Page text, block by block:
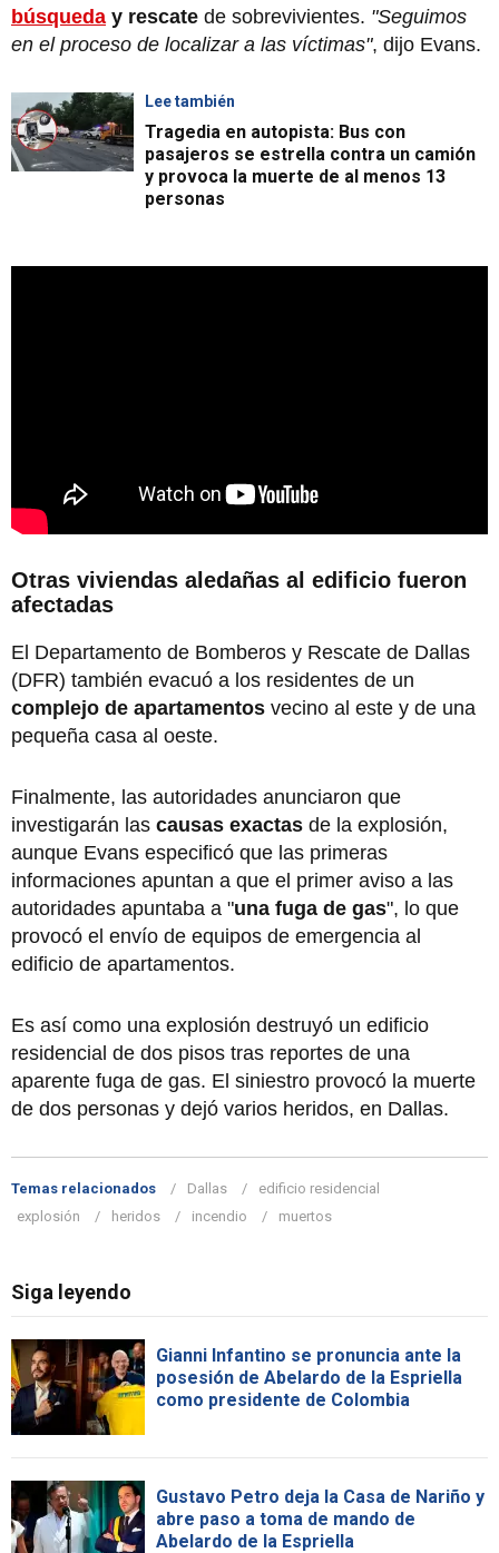
búsqueda y rescate de sobrevivientes. "Seguimos
en el proceso de localizar a las víctimas", dijo Evans.
Lee también
Tragedia en autopista: Bus con
pasajeros se estrella contra un camión
y provoca la muerte de al menos 13
personas
Otras viviendas aledañas al edificio fueron
afectadas
El Departamento de Bomberos y Rescate de Dallas
(DFR) también evacuó a los residentes de un
complejo de apartamentos vecino al este y de una
pequeña casa al oeste.
Finalmente, las autoridades anunciaron que
investigarán las causas exactas de la explosión,
aunque Evans especificó que las primeras
informaciones apuntan a que el primer aviso a las
autoridades apuntaba a "una fuga de gas", lo que
provocó el envío de equipos de emergencia al
edificio de apartamentos.
Es así como una explosión destruyó un edificio
residencial de dos pisos tras reportes de una
aparente fuga de gas. El siniestro provocó la muerte
de dos personas y dejó varios heridos, en Dallas.
Temas relacionados Dallas
edificio residencial
explosión
heridos incendio muertos
Siga leyendo
Gianni Infantino se pronuncia ante la
posesión de Abelardo de la Espriella
como presidente de Colombia
Gustavo Petro deja la Casa de Nariño y
abre paso a toma de mando de
Abelardo de la Espriella